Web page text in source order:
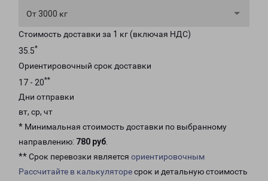
От 3000 кг
Стоимость доставки за 1 кг (включая НДС)
35.5*
Ориентировочный срок доставки
17 - 20**
Дни отправки
вт, ср, чт
* Минимальная стоимость доставки по выбранному
направлению: 780 руб.
** Срок перевозки является ориентировочным
Рассчитайте в калькуляторесрок и детальную стоимость